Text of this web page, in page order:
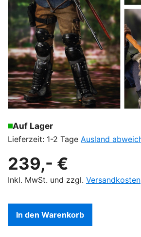
Auf Lager
Lieferzeit: 1-2 Tage Ausland
239,- €
Inkl. MwSt. und zzgl. Versandkosten
In den Warenkorb